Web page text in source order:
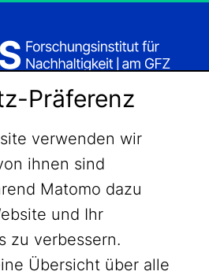
Präferenz
verwenden wir
ihnen sind
Matomo dazu
und Ihr
zu verbessern.
Übersicht über alle